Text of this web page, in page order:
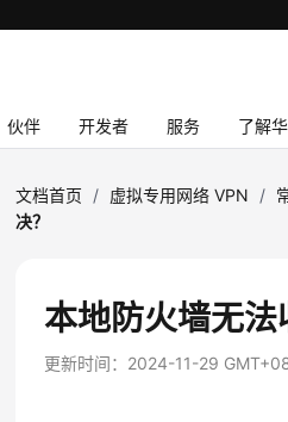
伙伴 开发者 服务 了解
文档首页 / 虚拟专用网络 VPN /
决？
本地防火墙无法
更新时间： 2024-11-29